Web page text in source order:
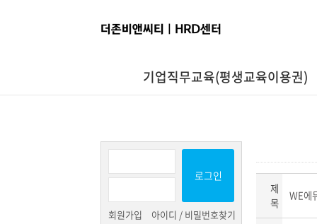
기업직무교육(평생교육이용권)
로그인
회원가입 아이디 / 비밀번호찾기
제
목
WE에